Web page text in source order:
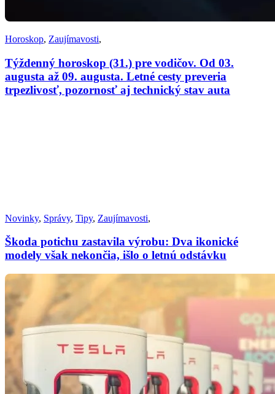
Horoskop, Zaujímavosti,
Týždenný horoskop (31.) pre vodičov. Od 03.
augusta až 09. augusta. Letné cesty preveria
trpezlivosť, pozornosť aj technický stav auta
Novinky, Správy, Tipy, Zaujímavosti,
Škoda potichu zastavila výrobu: Dva ikonické
modely však nekončia, išlo o letnú odstávku